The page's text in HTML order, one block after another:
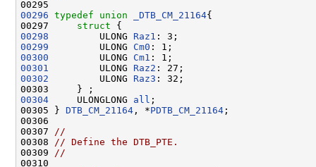
00296 typedef union _DTB_CM_21164{
00297 struct
00298
         ULONG
Raz1
00299
         ULONG
Cm0
00300
         ULONG
Cm1
00301
         ULONG
Raz2
00302
         ULONG
Raz3 : 32;
00304
     ULONGLONG
all ;
00305 } DTB_CM_21164 , *PDTB_CM_21164 ;
00306
00307
//
00308
// Define the DTB_PTE.
00309
//